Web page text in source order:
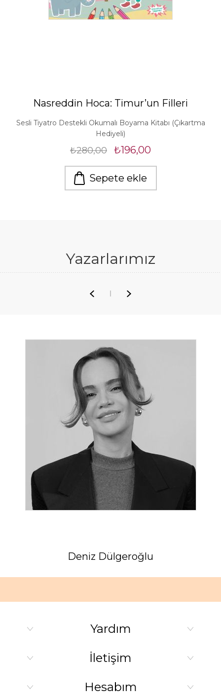
Nasreddin Hoca: Timur’un Filleri
Sesli Tiyatro Destekli Okumalı Boyama Kitabı (Çıkartma
Hediyeli)
₺280,00 ₺196,00
Sepete ekle
Yazarlarımız
Deniz Dülgeroğlu
Yardım
İletişim
Hesabım